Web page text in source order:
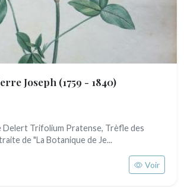
Joseph (1759 - 1840)
Delert Trifolium Pratense, Trèfle des
de "La Botanique de Je...
Voir